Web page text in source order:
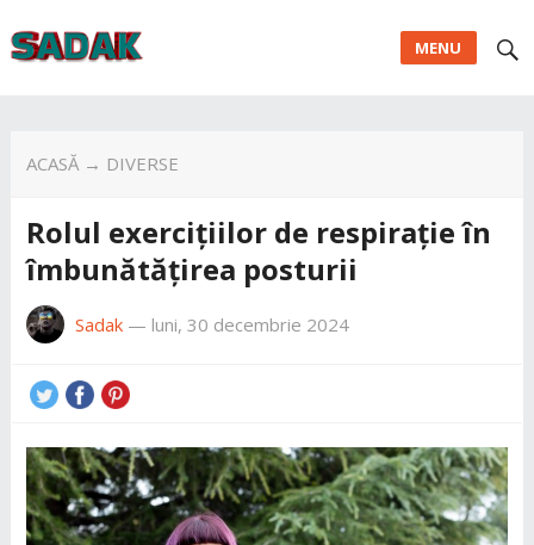
MENU
ACASĂ→ DIVERSE
Rolul exercițiilor de respirație în
îmbunătățirea posturii
Sadak— luni, 30 decembrie 2024